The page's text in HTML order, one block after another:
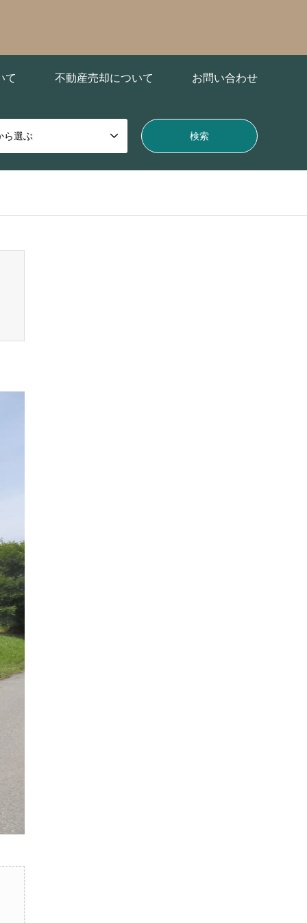
て 不動産売却について お問い合わせ
ら選ぶ